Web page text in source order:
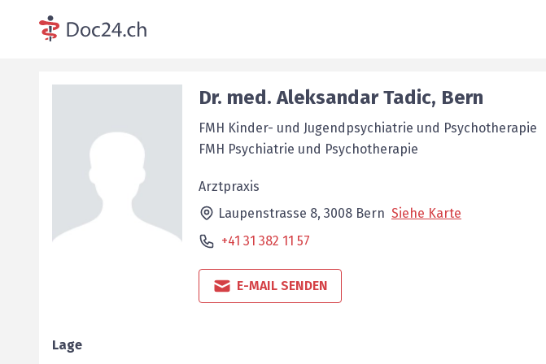
Dr. med. Aleksandar Tadic, Bern
FMH Kinder- und Jugendpsychiatrie und Psychotherapie
FMH Psychiatrie und Psychotherapie
Arztpraxis
Laupenstrasse 8, 3008 Bern Siehe Karte
+41 31 382 11 57
E-MAIL SENDEN
Lage